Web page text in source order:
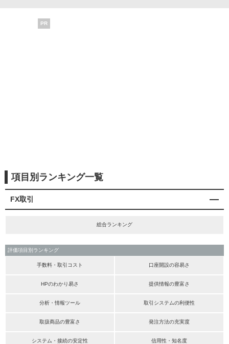
PR
項目別ランキング一覧
FX取引
総合ランキング
評価項目別ランキング
手数料・取引コスト 口座開設の容易さ
HPのわかり易さ 提供情報の豊富さ
分析・情報ツール 取引システムの利便性
取扱商品の豊富さ 発注方法の充実度
システム・接続の安定性 信用性・知名度